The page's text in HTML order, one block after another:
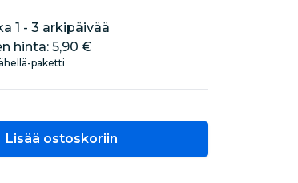
1 - 3 arkipäivää
hinta: 5,90 €
paketti
Lisää ostoskoriin